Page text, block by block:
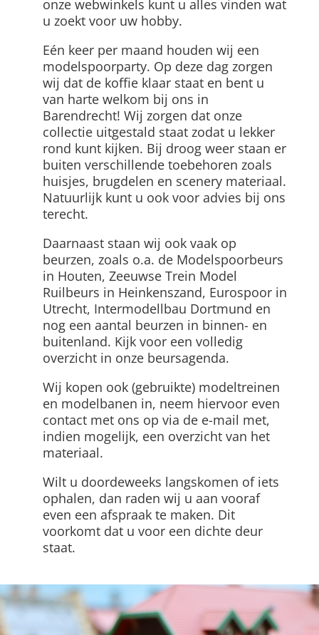
onze webwinkels kunt u alles vinden wat
u zoekt voor uw hobby.
Eén keer per maand houden wij een
modelspoorparty. Op deze dag zorgen
wij dat de koffie klaar staat en bent u
van harte welkom bij ons in
Barendrecht! Wij zorgen dat onze
collectie uitgestald staat zodat u lekker
rond kunt kijken. Bij droog weer staan er
buiten verschillende toebehoren zoals
huisjes, brugdelen en scenery materiaal.
Natuurlijk kunt u ook voor advies bij ons
terecht.
Daarnaast staan wij ook vaak op
beurzen, zoals o.a. de Modelspoorbeurs
in Houten, Zeeuwse Trein Model
Ruilbeurs in Heinkenszand, Eurospoor in
Utrecht, Intermodellbau Dortmund en
nog een aantal beurzen in binnen- en
buitenland. Kijk voor een volledig
overzicht in onze beursagenda.
Wij kopen ook (gebruikte) modeltreinen
en modelbanen in, neem hiervoor even
contact met ons op via de e-mail met,
indien mogelijk, een overzicht van het
materiaal.
Wilt u doordeweeks langskomen of iets
ophalen, dan raden wij u aan vooraf
even een afspraak te maken. Dit
voorkomt dat u voor een dichte deur
staat.